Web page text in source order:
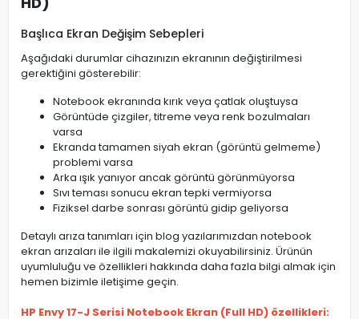
Başlıca Ekran Değişim Sebepleri
Aşağıdaki durumlar cihazınızın ekranının değiştirilmesi
gerektiğini gösterebilir:
Notebook ekranında kırık veya çatlak oluştuysa
Görüntüde çizgiler, titreme veya renk bozulmaları
varsa
Ekranda tamamen siyah ekran (görüntü gelmeme)
problemi varsa
Arka ışık yanıyor ancak görüntü görünmüyorsa
Sıvı teması sonucu ekran tepki vermiyorsa
Fiziksel darbe sonrası görüntü gidip geliyorsa
Detaylı arıza tanımları için blog yazılarımızdan notebook
ekran arızaları ile ilgili makalemizi okuyabilirsiniz. Ürünün
uyumluluğu ve özellikleri hakkında daha fazla bilgi almak için
hemen bizimle iletişime geçin.
HP Envy 17-J Serisi Notebook Ekran (Full HD) özellikleri: